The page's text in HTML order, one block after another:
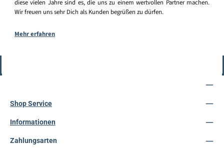
diese vielen Jahre sind es, die uns zu einem wertvollen Partner machen.
Wir freuen uns sehr Dich als Kunden begrüßen zu dürfen.
Mehr erfahren
Shop Service
Informationen
Zahlungsarten